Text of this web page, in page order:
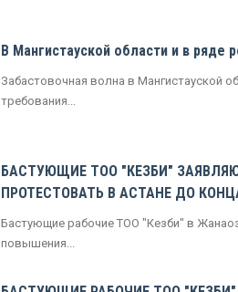
В Мангистауской области и в ряде
Забастовочная волна в Мангистауской
требования...
БАСТУЮЩИЕ ТОО "КЕЗБИ"
ПРОТЕСТОВАТЬ В АСТАНЕ ДО
Бастующие рабочие ТОО "Кезби" в
повышения...